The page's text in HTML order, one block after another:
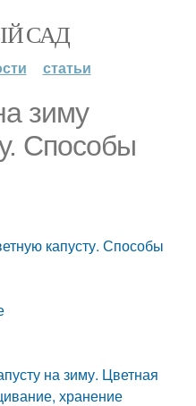
САД
статьи
зиму
Способы
капусту. Способы
на зиму. Цветная
хранение